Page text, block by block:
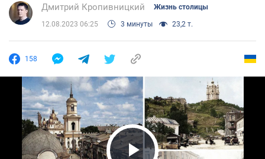
Дмитрий Кропивницкий Жизнь столицы
12.08.2023 06:25 3 минуты 23,2 т.
158